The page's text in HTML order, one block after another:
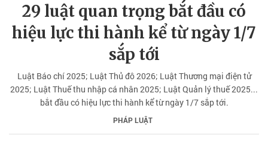
29 luật quan trọng bắt đầu có
hiệu lực thi hành kể từ ngày 1/7
sắp tới
Luật Báo chí 2025; Luật Thủ đô 2026; Luật Thương mại điện tử
2025; Luật Thuế thu nhập cá nhân 2025; Luật Quản lý thuế 2025...
bắt đầu có hiệu lực thi hành kể từ ngày 1/7 sắp tới.
PHÁP LUẬT